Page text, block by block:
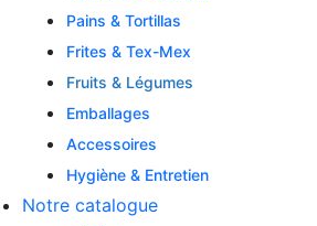
Pains & Tortillas
Frites & Tex-Mex
Fruits & Légumes
Emballages
Accessoires
Hygiène & Entretien
Notre catalogue